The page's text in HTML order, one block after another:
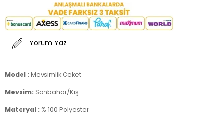
Yorum Yaz
Model : Mevsimlik Ceket
Mevsim: Sonbahar/Kış
Materyal : % 100 Polyester